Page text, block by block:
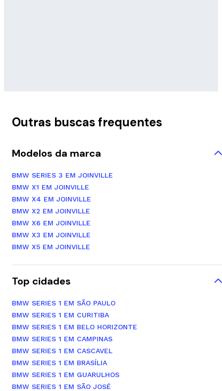
Outras buscas frequentes
Modelos da marca
BMW SERIES 3 EM JOINVILLE
BMW X1 EM JOINVILLE
BMW X4 EM JOINVILLE
BMW X2 EM JOINVILLE
BMW X6 EM JOINVILLE
BMW X3 EM JOINVILLE
BMW X5 EM JOINVILLE
Top cidades
BMW SERIES 1 EM SÃO PAULO
BMW SERIES 1 EM CURITIBA
BMW SERIES 1 EM BELO HORIZONTE
BMW SERIES 1 EM CAMPINAS
BMW SERIES 1 EM CASCAVEL
BMW SERIES 1 EM BRASÍLIA
BMW SERIES 1 EM GUARULHOS
BMW SERIES 1 EM SÃO JOSÉ